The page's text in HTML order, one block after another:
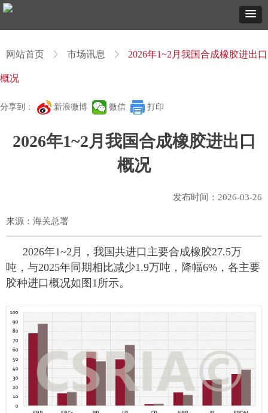
2026年1~2月我国合成橡胶进出口
概况
2026年1~2月，我国共进口主要合成橡胶27.5万
吨，与2025年同期相比减少1.9万吨，降幅6%，各主要
胶种进口概况如图1所示。
网站首页 ꁕ 市场讯息 ꁕ 2026年1~2月我国合成橡胶进出口
概况
发布时间： 2026-03-26
来源：海关总署
分享到： 新浪微博 微信 打印